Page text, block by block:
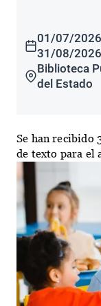
01/07/2026
31/08/2026
Biblioteca
del Estado
Se han recibido
de texto para el